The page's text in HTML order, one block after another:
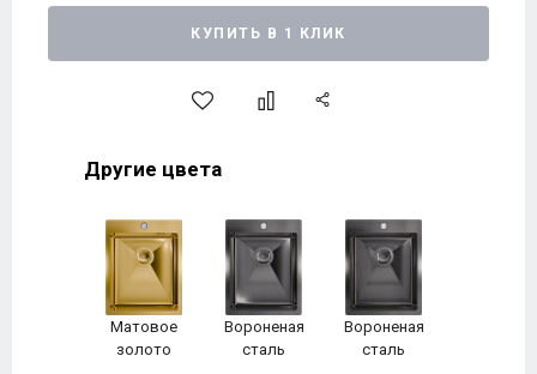
КУПИТЬ В 1 КЛИК
Другие цвета
Матовое
золото
Вороненая
сталь
Вороненая
сталь